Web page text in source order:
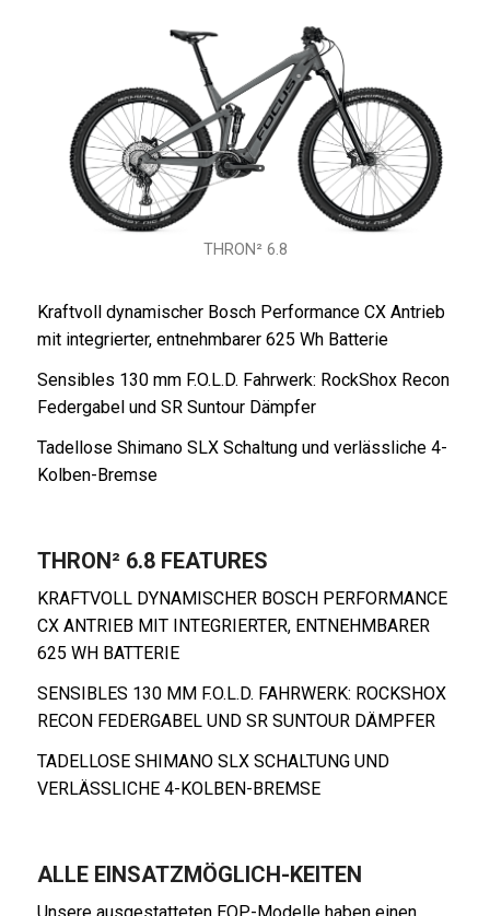
THRON² 6.8
Kraftvoll dynamischer Bosch Performance CX Antrieb
mit integrierter, entnehmbarer 625 Wh Batterie
Sensibles 130 mm F.O.L.D. Fahrwerk: RockShox Recon
Federgabel und SR Suntour Dämpfer
Tadellose Shimano SLX Schaltung und verlässliche 4-
Kolben-Bremse
THRON² 6.8 FEATURES
KRAFTVOLL DYNAMISCHER BOSCH PERFORMANCE
CX ANTRIEB MIT INTEGRIERTER, ENTNEHMBARER
625 WH BATTERIE
SENSIBLES 130 MM F.O.L.D. FAHRWERK: ROCKSHOX
RECON FEDERGABEL UND SR SUNTOUR DÄMPFER
TADELLOSE SHIMANO SLX SCHALTUNG UND
VERLÄSSLICHE 4-KOLBEN-BREMSE
ALLE EINSATZMÖGLICH-KEITEN